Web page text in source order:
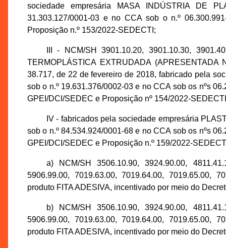
sociedade empresária MASA INDÚSTRIA DE
31.303.127/0001-03 e no CCA sob o n.º
Proposição n.º 153/2022-SEDECTI;
III - NCM/SH 3901.10.20, 3901.10.30,
TERMOPLÁSTICA EXTRUDADA
38.717, de 22 de fevereiro de 2018, fabricado pela
sob o n.º 19.631.376/0002-03 e no CCA sob os nºs
GPEI/DCI/SEDEC e Proposição nº 154/2022-
IV - fabricados pela sociedade empresária
sob o n.º 84.534.924/0001-68 e no CCA sob os nºs
GPEI/DCI/SEDEC e Proposição n.º 159/2022-
a) NCM/SH 3506.10.90, 3924.90.00,
5906.99.00, 7019.63.00, 7019.64.00, 7019.65.00,
produto FITA ADESIVA, incentivado por meio do
b) NCM/SH 3506.10.90, 3924.90.00,
5906.99.00, 7019.63.00, 7019.64.00, 7019.65.00,
produto FITA ADESIVA, incentivado por meio do